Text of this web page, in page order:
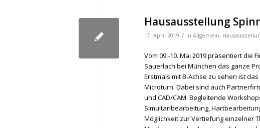
Hausausstellung
17. April 2019 / in Allgemein,
Vom 09.-10. Mai 2019 präsentiert die
Sauerlach bei München das ganze
Erstmals mit B-Achse zu sehen ist
Microturn. Dabei sind auch
und CAD/CAM. Begleitende
Simultanbearbeitung,
Möglichkeit zur Vertiefung einzelner